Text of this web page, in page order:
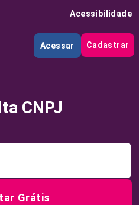
Acessibilidade
Acessar Cadastrar
CNPJ
Grátis